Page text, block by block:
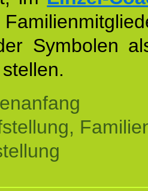
Symbolen